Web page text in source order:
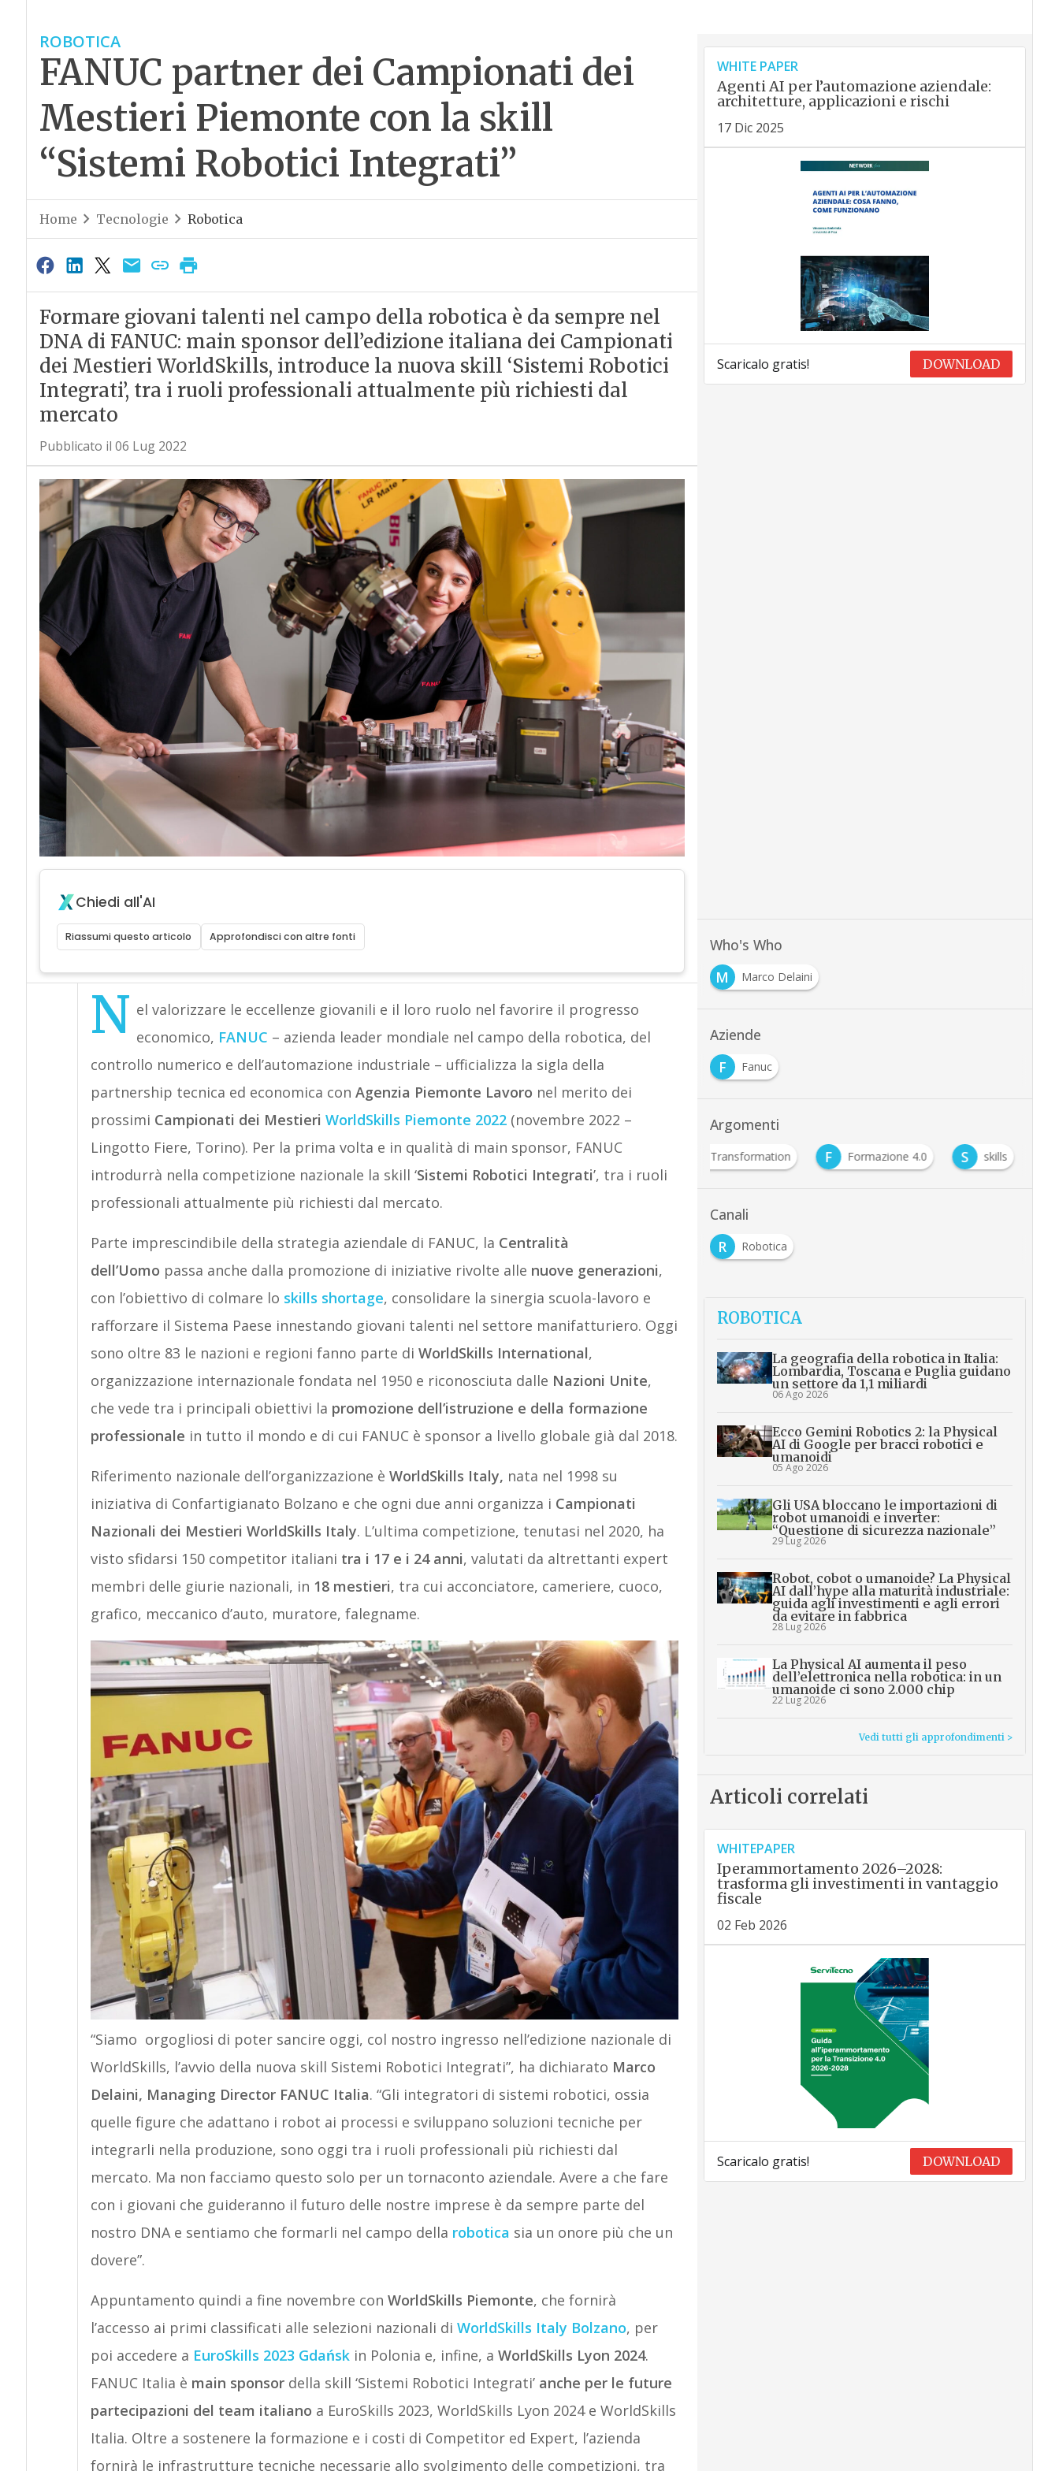
ROBOTICA
FANUC partner dei Campionati dei
Mestieri Piemonte con la skill
“Sistemi Robotici Integrati”
Home Tecnologie Robotica
Formare giovani talenti nel campo della robotica è da sempre nel
DNA di FANUC: main sponsor dell’edizione italiana dei Campionati
dei Mestieri WorldSkills, introduce la nuova skill ‘Sistemi Robotici
Integrati’, tra i ruoli professionali attualmente più richiesti dal
mercato
Pubblicato il 06 Lug 2022
Chiedi all'AI
Riassumi questo articolo Approfondisci con altre fonti
N el valorizzare le eccellenze giovanili e il loro ruolo nel favorire il progresso
economico, FANUC – azienda leader mondiale nel campo della robotica, del
controllo numerico e dell’automazione industriale – ufficializza la sigla della
partnership tecnica ed economica con Agenzia Piemonte Lavoro nel merito dei
prossimi Campionati dei Mestieri WorldSkills Piemonte 2022 (novembre 2022 –
Lingotto Fiere, Torino). Per la prima volta e in qualità di main sponsor, FANUC
introdurrà nella competizione nazionale la skill ‘Sistemi Robotici Integrati’, tra i ruoli
professionali attualmente più richiesti dal mercato.
Parte imprescindibile della strategia aziendale di FANUC, la Centralità
dell’Uomo passa anche dalla promozione di iniziative rivolte alle nuove generazioni,
con l’obiettivo di colmare lo skills shortage, consolidare la sinergia scuola-lavoro e
rafforzare il Sistema Paese innestando giovani talenti nel settore manifatturiero. Oggi
sono oltre 83 le nazioni e regioni fanno parte di WorldSkills International,
organizzazione internazionale fondata nel 1950 e riconosciuta dalle Nazioni Unite,
che vede tra i principali obiettivi la promozione dell’istruzione e della formazione
professionale in tutto il mondo e di cui FANUC è sponsor a livello globale già dal 2018.
Riferimento nazionale dell’organizzazione è WorldSkills Italy, nata nel 1998 su
iniziativa di Confartigianato Bolzano e che ogni due anni organizza i Campionati
Nazionali dei Mestieri WorldSkills Italy. L’ultima competizione, tenutasi nel 2020, ha
visto sfidarsi 150 competitor italiani tra i 17 e i 24 anni, valutati da altrettanti expert
membri delle giurie nazionali, in 18 mestieri, tra cui acconciatore, cameriere, cuoco,
grafico, meccanico d’auto, muratore, falegname.
“Siamo orgogliosi di poter sancire oggi, col nostro ingresso nell’edizione nazionale di
WorldSkills, l’avvio della nuova skill Sistemi Robotici Integrati”, ha dichiarato Marco
Delaini, Managing Director FANUC Italia. “Gli integratori di sistemi robotici, ossia
quelle figure che adattano i robot ai processi e sviluppano soluzioni tecniche per
integrarli nella produzione, sono oggi tra i ruoli professionali più richiesti dal
mercato. Ma non facciamo questo solo per un tornaconto aziendale. Avere a che fare
con i giovani che guideranno il futuro delle nostre imprese è da sempre parte del
nostro DNA e sentiamo che formarli nel campo della robotica sia un onore più che un
dovere”.
Appuntamento quindi a fine novembre con WorldSkills Piemonte, che fornirà
l’accesso ai primi classificati alle selezioni nazionali di WorldSkills Italy Bolzano, per
poi accedere a EuroSkills 2023 Gdańskin Polonia e, infine, a WorldSkills Lyon 2024.
FANUC Italia è main sponsordella skill ‘Sistemi Robotici Integrati’ anche per le future
partecipazioni del team italiano a EuroSkills 2023, WorldSkills Lyon 2024 e WorldSkills
Italia. Oltre a sostenere la formazione e i costi di Competitor ed Expert, l’azienda
fornirà le infrastrutture tecniche necessarie allo svolgimento delle competizioni, tra
WHITE PAPER
Agenti AI per l’automazione aziendale:
architetture, applicazioni e rischi
17 Dic 2025
Scaricalo gratis! DOWNLOAD
Who's Who
M
Marco Delaini
Aziende
F
Fanuc
Argomenti
Digital Transformation F Formazione 4.0 S skills
Canali
R
Robotica
ROBOTICA
La geografia della robotica in Italia:
Lombardia, Toscana e Puglia guidano
un settore da 1,1 miliardi
06 Ago 2026
Ecco Gemini Robotics 2: la Physical
AI di Google per bracci robotici e
umanoidi
05 Ago 2026
Gli USA bloccano le importazioni di
robot umanoidi e inverter:
“Questione di sicurezza nazionale”
29 Lug 2026
Robot, cobot o umanoide? La Physical
AI dall’hype alla maturità industriale:
guida agli investimenti e agli errori
da evitare in fabbrica
28 Lug 2026
La Physical AI aumenta il peso
dell’elettronica nella robotica: in un
umanoide ci sono 2.000 chip
22 Lug 2026
Vedi tutti gli approfondimenti >
Articoli correlati
WHITEPAPER
Iperammortamento 2026–2028:
trasforma gli investimenti in vantaggio
fiscale
02 Feb 2026
Scaricalo gratis! DOWNLOAD